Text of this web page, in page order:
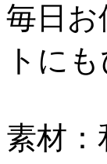
毎日
トに
素材：